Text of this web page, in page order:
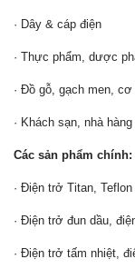
· Dây & cáp điện
· Thực phẩm, dược
· Đồ gỗ, gạch men,
· Khách sạn, nhà
Các sản phẩm chính:
· Điện trở Titan, Teflon
· Điện trở đun dầu,
· Điện trở tấm nhiệt,